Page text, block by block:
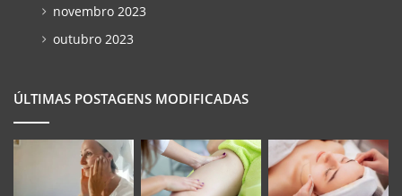
novembro 2023
outubro 2023
ÚLTIMAS POSTAGENS MODIFICADAS